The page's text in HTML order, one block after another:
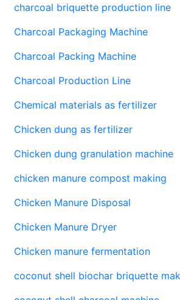
charcoal briquette production line
Charcoal Packaging Machine
Charcoal Packing Machine
Charcoal Production Line
Chemical materials as fertilizer
Chicken dung as fertilizer
Chicken dung granulation machine
chicken manure compost making
Chicken Manure Disposal
Chicken Manure Dryer
Chicken manure fermentation
coconut shell biochar briquette